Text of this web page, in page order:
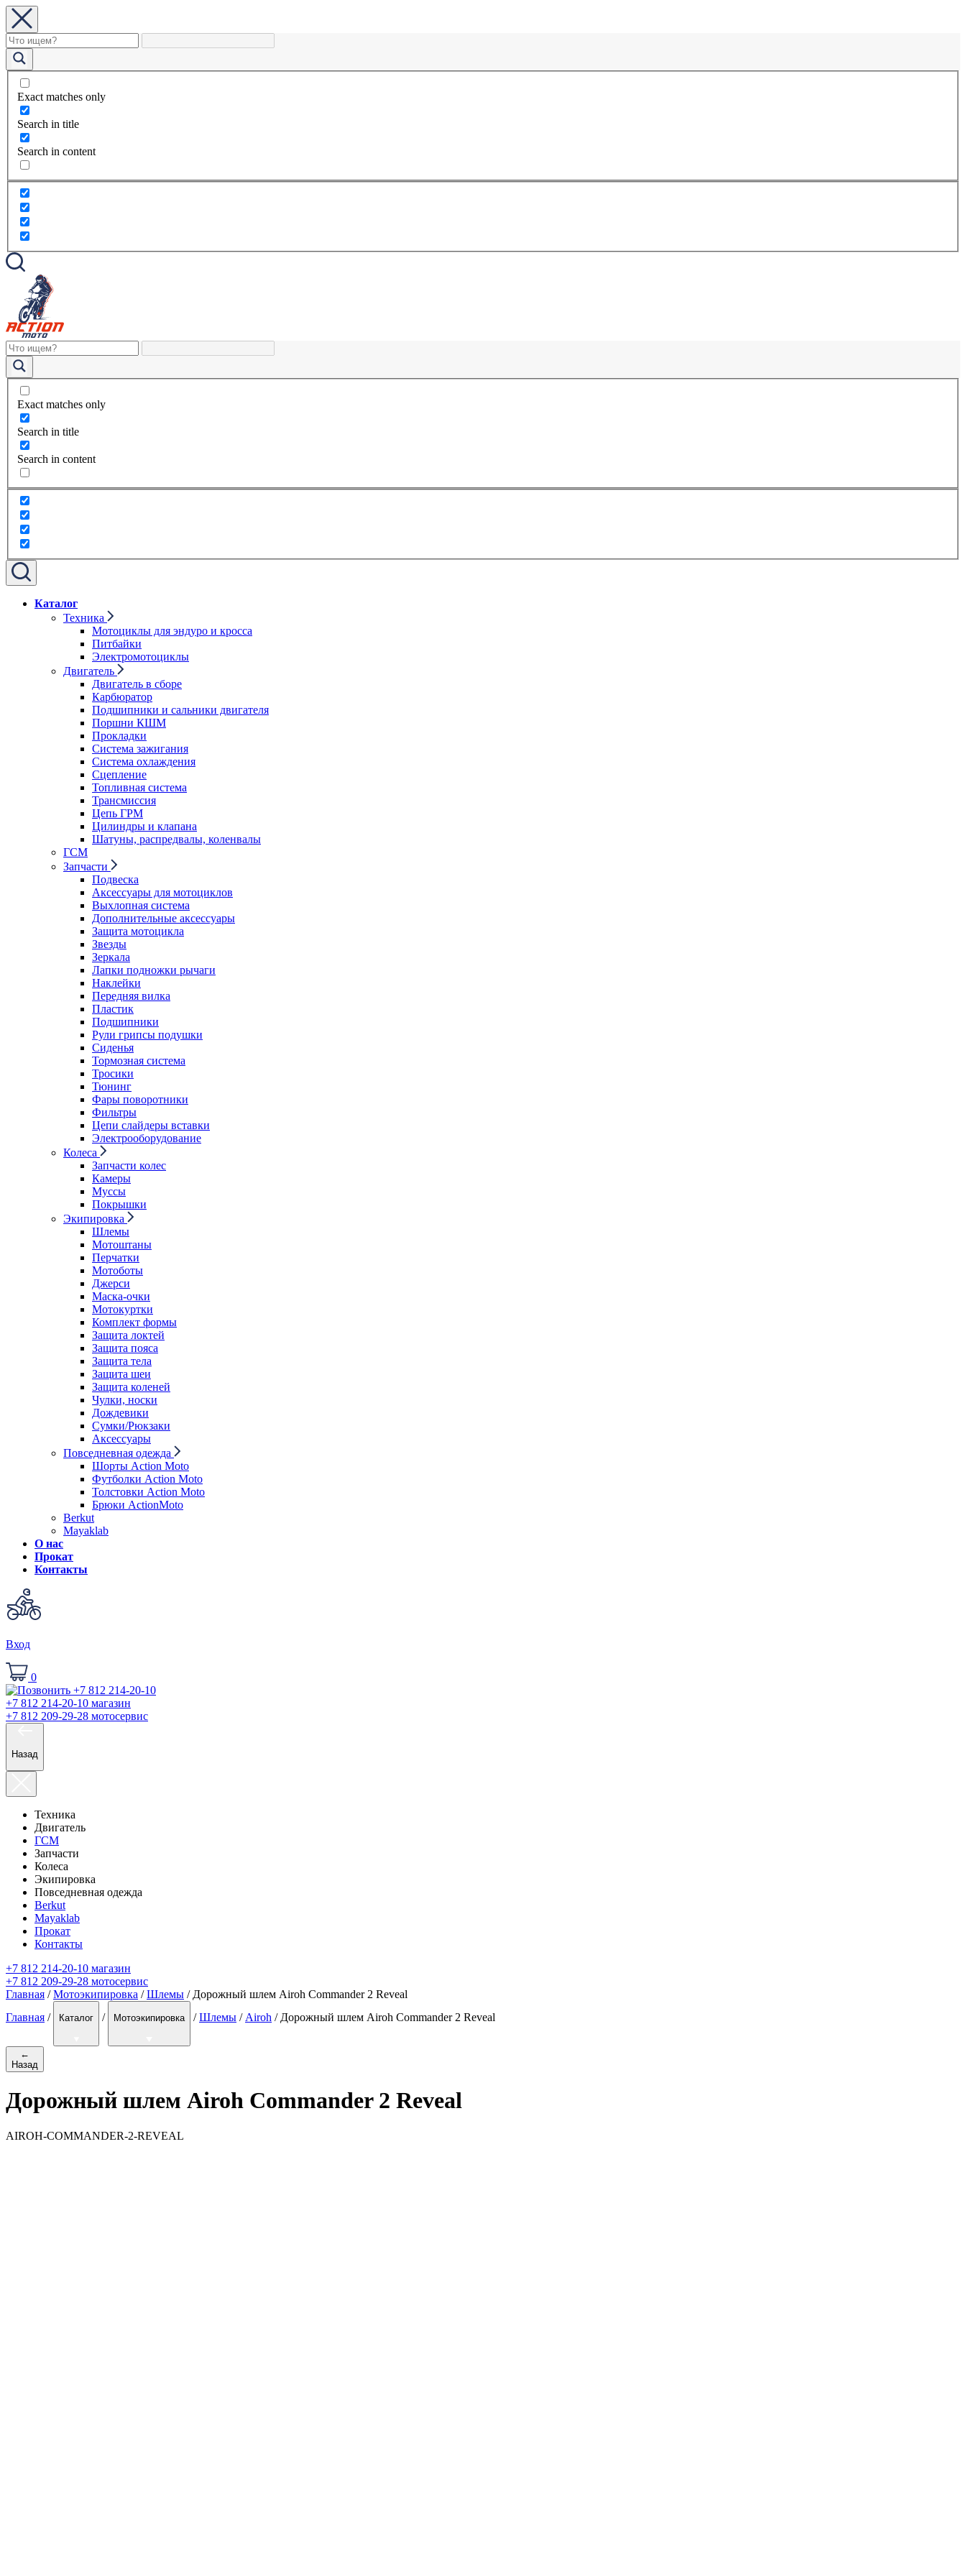
Exact matches only
Search in title
Search in content
Exact matches only
Search in title
Search in content
Каталог
Техника
Мотоциклы для эндуро и кросса
Питбайки
Электромотоциклы
Двигатель
Двигатель в сборе
Карбюратор
Подшипники и сальники двигателя
Поршни КШМ
Прокладки
Система зажигания
Система охлаждения
Сцепление
Топливная система
Трансмиссия
Цепь ГРМ
Цилиндры и клапана
Шатуны, распредвалы, коленвалы
ГСМ
Запчасти
Подвеска
Аксессуары для мотоциклов
Выхлопная система
Дополнительные аксессуары
Защита мотоцикла
Звезды
Зеркала
Лапки подножки рычаги
Наклейки
Передняя вилка
Пластик
Подшипники
Рули грипсы подушки
Сиденья
Тормозная система
Тросики
Тюнинг
Фары поворотники
Фильтры
Цепи слайдеры вставки
Электрооборудование
Колеса
Запчасти колес
Камеры
Муссы
Покрышки
Экипировка
Шлемы
Мотоштаны
Перчатки
Мотоботы
Джерси
Маска-очки
Мотокуртки
Комплект формы
Защита локтей
Защита пояса
Защита тела
Защита шеи
Защита коленей
Чулки, носки
Дождевики
Сумки/Рюкзаки
Аксессуары
Повседневная одежда
Шорты Action Moto
Футболки Action Moto
Толстовки Action Moto
Брюки ActionMoto
Berkut
Mayaklab
О нас
Прокат
Контакты
Вход
0
+7 812 214-20-10 магазин
+7 812 209-29-28 мотосервис
Назад
Техника
Двигатель
ГСМ
Запчасти
Колеса
Экипировка
Повседневная одежда
Berkut
Mayaklab
Прокат
Контакты
+7 812 214-20-10 магазин
+7 812 209-29-28 мотосервис
Главная /Мотоэкипировка /Шлемы / Дорожный шлем Airoh Commander 2 Reveal
Главная / Каталог / Мотоэкипировка / Шлемы / Airoh / Дорожный шлем Airoh Commander 2 Reveal
←
Назад
Дорожный шлем Airoh Commander 2 Reveal
AIROH-COMMANDER-2-REVEAL